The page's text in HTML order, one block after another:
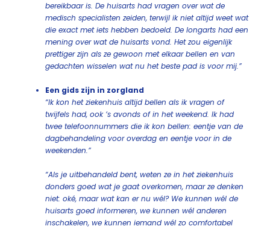
bereikbaar is. De huisarts had vragen over wat de
medisch specialisten zeiden, terwijl ik niet altijd weet wat
die exact met iets hebben bedoeld. De longarts had een
mening over wat de huisarts vond. Het zou eigenlijk
prettiger zijn als ze gewoon met elkaar bellen en van
gedachten wisselen wat nu het beste pad is voor mij.”
Een gids zijn in zorgland
“Ik kon het ziekenhuis altijd bellen als ik vragen of
twijfels had, ook ’s avonds of in het weekend. Ik had
twee telefoonnummers die ik kon bellen: eentje van de
dagbehandeling voor overdag en eentje voor in de
weekenden.”
“Als je uitbehandeld bent, weten ze in het ziekenhuis
donders goed wat je gaat overkomen, maar ze denken
niet: oké, maar wat kan er nu wél? We kunnen wél de
huisarts goed informeren, we kunnen wél anderen
inschakelen, we kunnen iemand wél zo comfortabel